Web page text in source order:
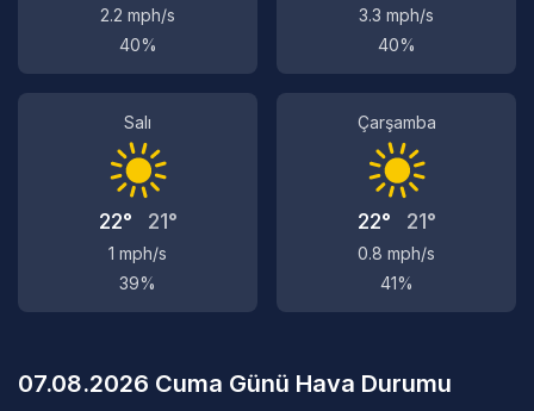
2.2 mph/s
40%
3.3 mph/s
40%
Salı
22° 21°
1 mph/s
39%
Çarşamba
22° 21°
0.8 mph/s
41%
07.08.2026 Cuma Günü Hava Durumu